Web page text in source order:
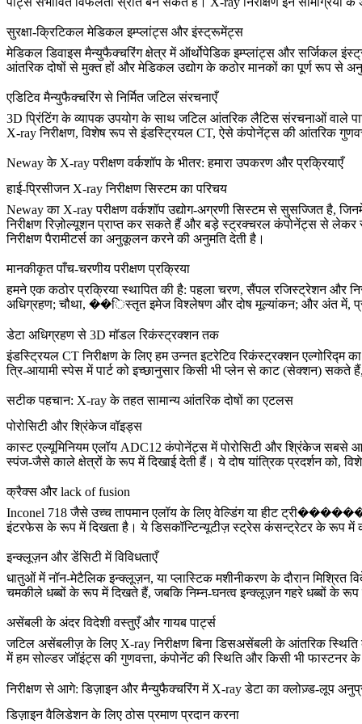
सुरक्षा-क्रिटिकल मेडिकल इम्प्लांट्स और इंस्ट्रूमेंट्स
मेडिकल डिवाइसमैन्युफैक्चरिंग क्षेत्र में ऑर्थोपेडिक इम्प्लांट्स और सर्जिकल
आंतरिक दोषों से मुक्त हों और मेडिकल उद्योग के कठोर मानकों का पूर्ण रूप से
एडिटिव मैन्युफैक्चरिंग से निर्मित जटिल संरचनाएँ
3D प्रिंटिंगके व्यापक उपयोग के साथ जटिल आंतरिक लैटिस संरचनाओं वाले
X-ray निरीक्षण, विशेष रूप से इंडस्ट्रियल CT, ऐसे कंपोनेंट्स की आंतरिक
Neway के X-ray परीक्षण वर्कशॉप के भीतर: हमारा उपकरण और प्रक्रियाएँ
हाई-प्रिसीजन X-ray निरीक्षण सिस्टम का परिचय
Neway का X-ray परीक्षण वर्कशॉप उद्योग-अग्रणी सिस्टम से सुसज्जित है,
निरीक्षण रिज़ोल्यूशन प्राप्त कर सकते हैं और बड़े स्ट्रक्चरल कंपोनेंट्स से लेकर
निरीक्षण पैरामीटर्स का अनुकूलन करने की अनुमति देती है।
मानकीकृत पाँच-चरणीय परीक्षण प्रक्रिया
हमने एक कठोर प्रक्रिया स्थापित की है: पहला चरण, सैंपल रजिस्ट्रेशन और
अधिग्रहण; चौथा, ��िस्तृत इमेज विश्लेषण और दोष मूल्यांकन; और अंत में,
डेटा अधिग्रहण से 3D मॉडल रिकंस्ट्रक्शन तक
इंडस्ट्रियल CT निरीक्षण के लिए हम उन्नत इटरेटिव रिकंस्ट्रक्शन
त्रि-आयामी स्पेस में पार्ट को इच्छानुसार किसी भी प्लेन से काट (सेक्शन)
सटीक पहचान: X-ray के तहत सामान्य आंतरिक दोषों का एटलस
पोरोसिटी और श्रिंकेज वॉइड्स
कास्टएल्यूमिनियम एलॉय ADC12 कंपोनेंट्स में पोरोसिटी और श्रिंकेज सबसे आम
स्पंज-जैसे काले क्षेत्रों के रूप में दिखाई देती हैं। ये दोष यांत्रिक प्रदर्शन
क्रैक्स और lack of fusion
Inconel 718जैसे उच्च तापमान एलॉय के लिए वेल्डिंग या हीट
इंटरफेस के रूप में दिखता है। ये डिसकॉन्टिन्यूटीज़ स्ट्रेस कंसन्ट्रेटर के रूप में
इन्क्लूज़न और डेंसिटी में विविधताएँ
धातुओं में नॉन-मेटैलिक इन्क्लूज़न, याप्लास्टिक मशीनीकरणके दौरान मिश्रित
चमकीले धब्बों के रूप में दिखते हैं, जबकि निम्न-घनत्व इन्क्लूज़न गहरे धब्बों
असेंबली के अंदर विदेशी वस्तुएँ और गायब पार्ट्स
जटिल असेंबलीज़ के लिए X-ray निरीक्षण बिना डिसअसेंबली के आंतरिक स्थिति
में हम सोल्डर जॉइंट्स की गुणवत्ता, कंपोनेंट की स्थिति और किसी भी
निरीक्षण से आगे: डिज़ाइन और मैन्युफैक्चरिंग में X-ray डेटा का क्लोज़्ड-लूप
डिज़ाइन वैलिडेशन के लिए ठोस प्रमाण प्रदान करना